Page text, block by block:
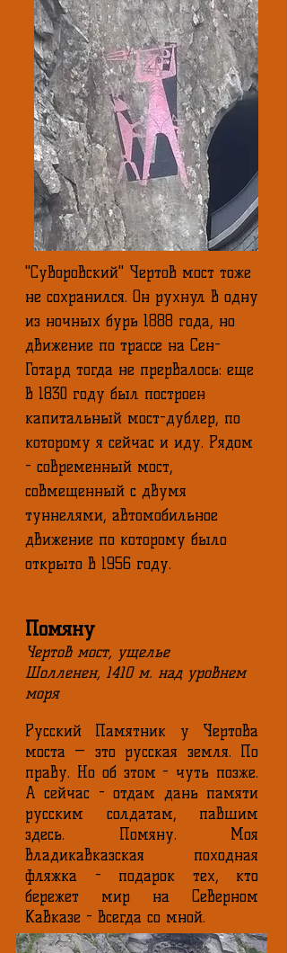
"Суворовский" Чертов мост тоже
не сохранился. Он рухнул в одну
из ночных бурь 1888 года, но
движение по трассе на Сен-
Готард тогда не прервалось: еще
в 1830 году был построен
капитальный мост-дублер, по
которому я сейчас и иду. Рядом
- современный мост,
совмещенный с двумя
туннелями, автомобильное
движение по которому было
открыто в 1956 году.
Помяну
Чертов мост, ущелье
Шолленен, 1410 м. над уровнем
моря
Русский Памятник у Чертова
моста — это русская земля. По
праву. Но об этом - чуть позже.
А сейчас - отдам дань памяти
русским солдатам, павшим
здесь. Помяну. Моя
владикавказская походная
фляжка - подарок тех, кто
бережет мир на Северном
Кавказе - всегда со мной.